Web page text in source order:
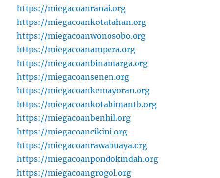
https://miegacoanranai.org
https://miegacoankotatahan.org
https://miegacoanwonosobo.org
https://miegacoanampera.org
https://miegacoanbinamarga.org
https://miegacoansenen.org
https://miegacoankemayoran.org
https://miegacoankotabimantb.org
https://miegacoanbenhil.org
https://miegacoancikini.org
https://miegacoanrawabuaya.org
https://miegacoanpondokindah.org
https://miegacoangrogol.org